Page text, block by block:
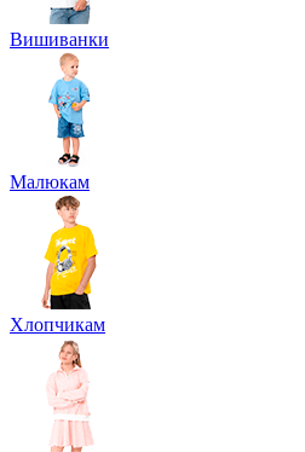
Вишиванки
Малюкам
Хлопчикам